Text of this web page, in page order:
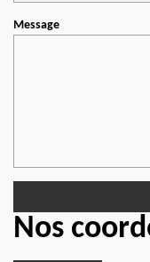
Message
Nos